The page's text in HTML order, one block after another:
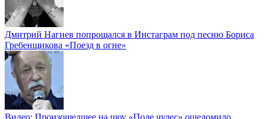
Дмитрий Нагиев попрощался в Инстаграм под песню Бориса
Гребенщикова «Поезд в огне»
Видео: Произошедшее на шоу «Поле чудес» ошеломило